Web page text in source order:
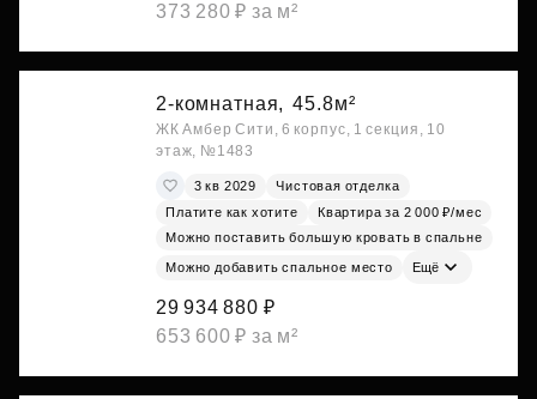
373 280 ₽ за м²
2-комнатная, 45.8м²
ЖК Амбер Сити, 6 корпус, 1 секция, 10
этаж, №1483
3 кв 2029
Чистовая отделка
Платите как хотите
Квартира за 2 000 ₽/мес
Можно поставить большую кровать в спальне
Можно добавить спальное место Ещё
29 934 880 ₽
653 600 ₽ за м²